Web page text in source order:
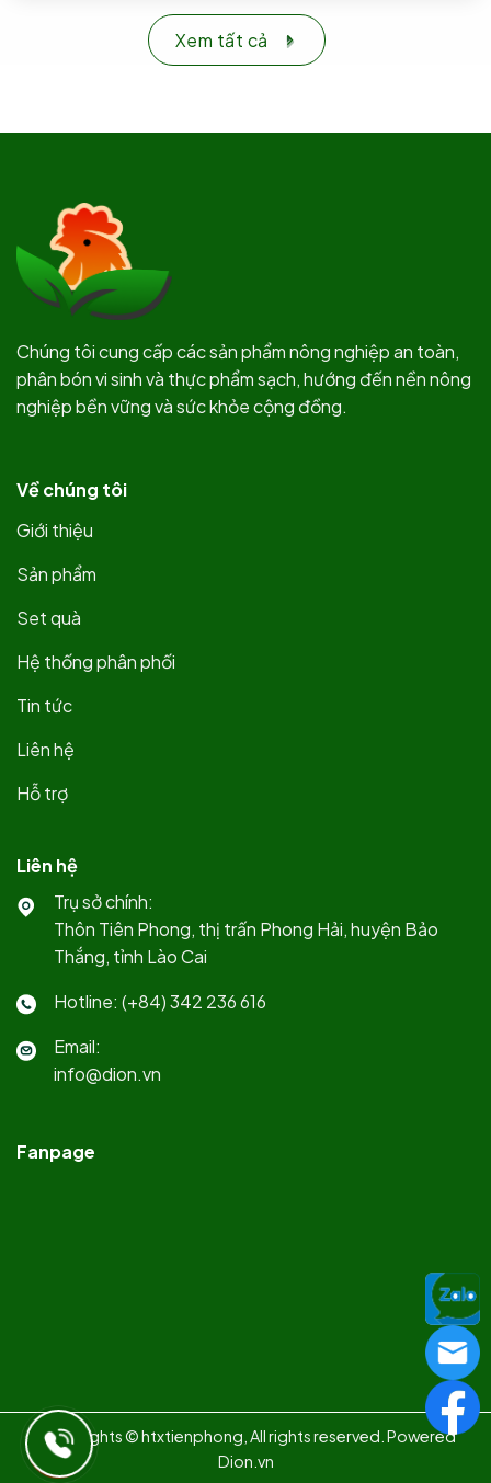
Xem tất cả
Chúng tôi cung cấp các sản phẩm nông nghiệp an toàn,
phân bón vi sinh và thực phẩm sạch, hướng đến nền nông
nghiệp bền vững và sức khỏe cộng đồng.
Về chúng tôi
Giới thiệu
Sản phẩm
Set quà
Hệ thống phân phối
Tin tức
Liên hệ
Hỗ trợ
Liên hệ
Trụ sở chính:
Thôn Tiên Phong, thị trấn Phong Hải, huyện Bảo
Thắng, tỉnh Lào Cai
Hotline: (+84) 342 236 616
Email:
info@dion.vn
Fanpage
Copy rights © htxtienphong, All rights reserved. Powered
Dion.vn